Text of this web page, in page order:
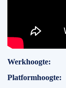
Specificaties
Werkhoogte
Platformhoogte